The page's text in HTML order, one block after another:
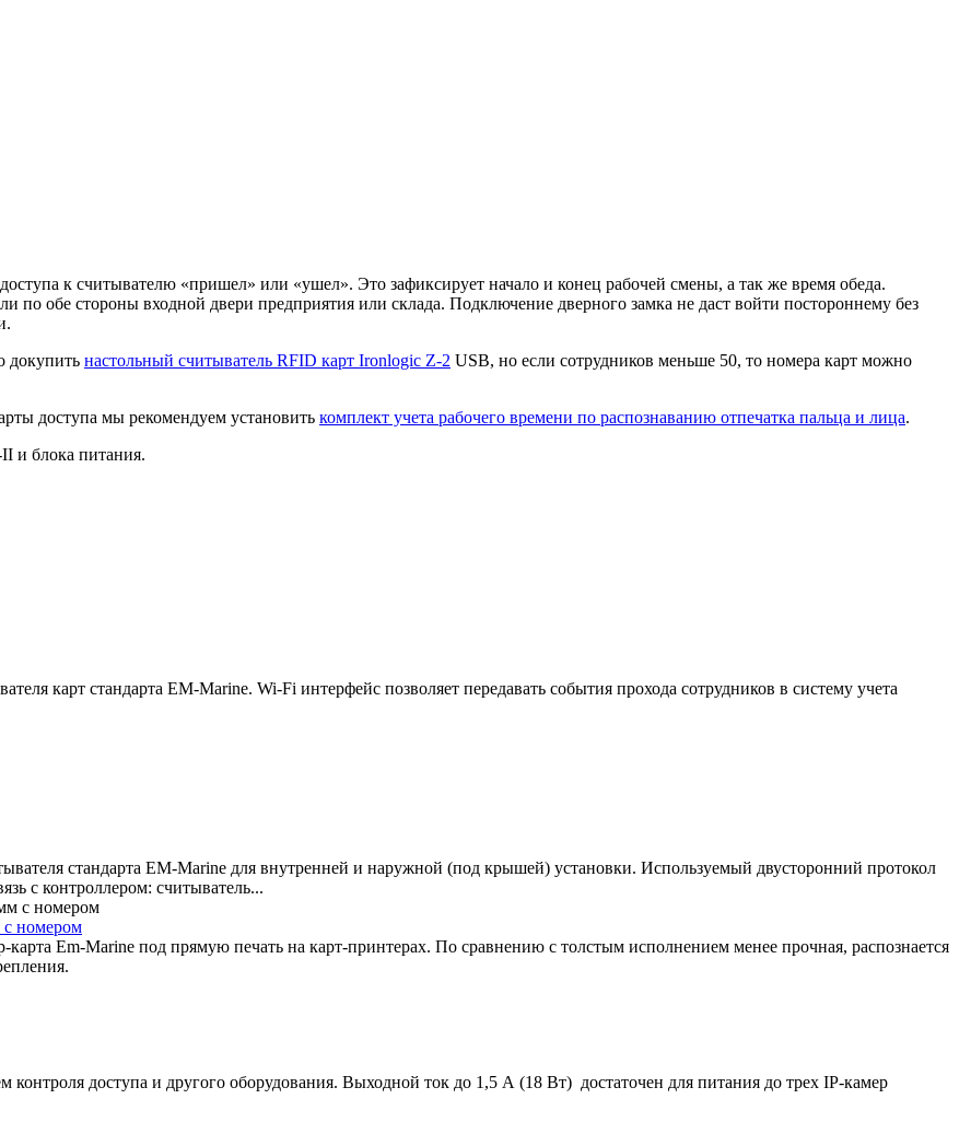
к считывателю «пришел» или «ушел». Это зафиксирует начало и конец рабочей смены, а так же время обеда.
обе стороны входной двери предприятия или склада. Подключение дверного замка не даст войти постороннему без
докупить настольный считыватель RFID карт Ironlogic Z-2 USB, но если сотрудников меньше 50, то номера карт можно
доступа мы рекомендуем установить комплект учета рабочего времени по распознаванию отпечатка пальца и лица.
и блока питания.
карт стандарта EM-Marine. Wi-Fi интерфейс позволяет передавать события прохода сотрудников в систему учета
стандарта EM-Marine для внутренней и наружной (под крышей) установки. Используемый двусторонний протокол
с контроллером: считыватель...
с номером
Em-Marine под прямую печать на карт-принтерах. По сравнению с толстым исполнением менее прочная, распознается
доступа и другого оборудования. Выходной ток до 1,5 А (18 Вт) достаточен для питания до трех IP-камер